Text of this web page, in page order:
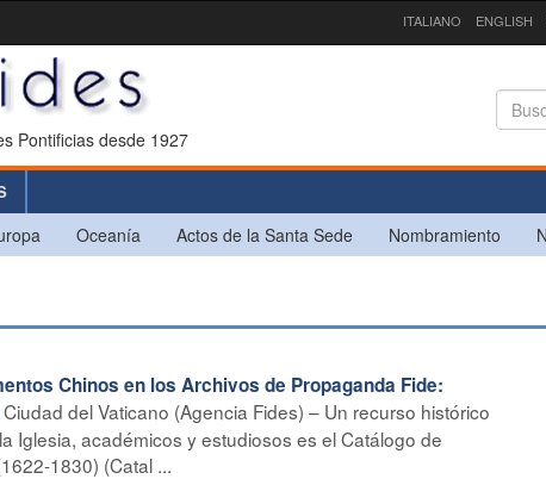
ITALIANO ENGLISH
Pontificias desde 1927
Oceanía Actos de la Santa Sede Nombramiento
Chinos en los Archivos de Propaganda Fide:
Ciudad del Vaticano (Agencia Fides) – Un recurso histórico
Iglesia, académicos y estudiosos es el Catálogo de
1830) (Catal ...